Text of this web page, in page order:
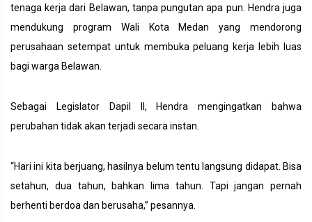
tenaga kerja dari Belawan, tanpa pungutan apa pun. Hendra juga
mendukung program Wali Kota Medan yang mendorong
perusahaan setempat untuk membuka peluang kerja lebih luas
bagi warga Belawan.
Sebagai Legislator Dapil II, Hendra mengingatkan bahwa
perubahan tidak akan terjadi secara instan.
“Hari ini kita berjuang, hasilnya belum tentu langsung didapat. Bisa
setahun, dua tahun, bahkan lima tahun. Tapi jangan pernah
berhenti berdoa dan berusaha,” pesannya.